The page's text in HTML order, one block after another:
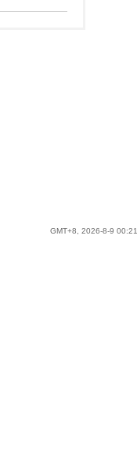
GMT+8, 2026-8-9 00:21